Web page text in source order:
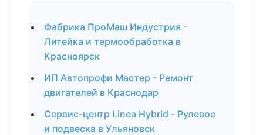
Фабрика ПроМаш Индустрия -
Литейка и термообработка в
Красноярск
ИП Автопрофи Мастер - Ремонт
двигателей в Краснодар
Сервис-центр Linea Hybrid - Рулевое
и подвеска в Ульяновск